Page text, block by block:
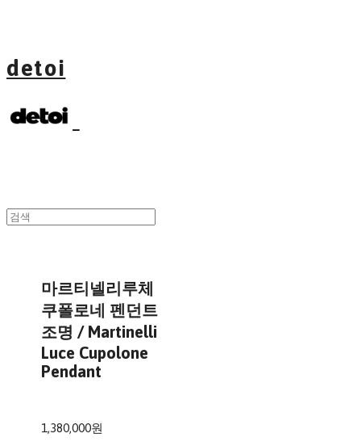
detoi
마르티넬리루체
쿠폴로네 펜던트
조명 / Martinelli
Luce Cupolone
Pendant
1,380,000원